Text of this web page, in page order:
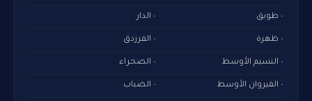
طويق الدار
ظهرة الفرزدق
النسيم الأوسط الصحراء
القيروان الأوسط الضباب